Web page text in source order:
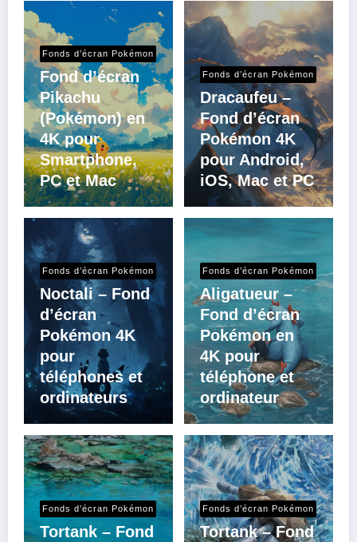
Fonds d’écran Pokémon
Fond d’écran
Pikachu
(Pokémon) en
4K pour
Smartphone,
PC et Mac
Fonds d’écran Pokémon
Dracaufeu –
Fond d’écran
Pokémon 4K
pour Android,
iOS, Mac et PC
Fonds d’écran Pokémon
Noctali – Fond
d’écran
Pokémon 4K
pour
téléphones et
ordinateurs
Fonds d’écran Pokémon
Aligatueur –
Fond d’écran
Pokémon en
4K pour
téléphone et
ordinateur
Fonds d’écran Pokémon
Tortank – Fond
Fonds d’écran Pokémon
Tortank – Fond